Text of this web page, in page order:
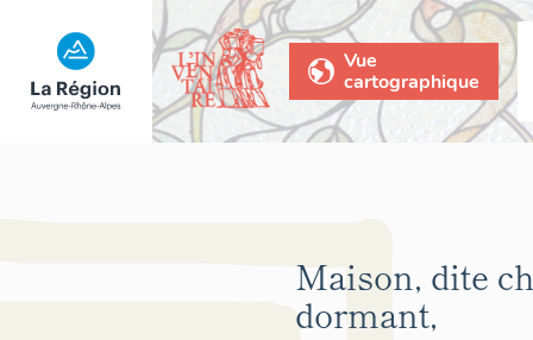
Vue
cartographique
Maison, dite
dormant,